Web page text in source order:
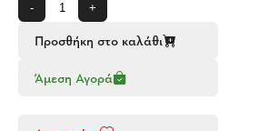
- +
Προσθήκη στο καλάθι
Άμεση Αγορά